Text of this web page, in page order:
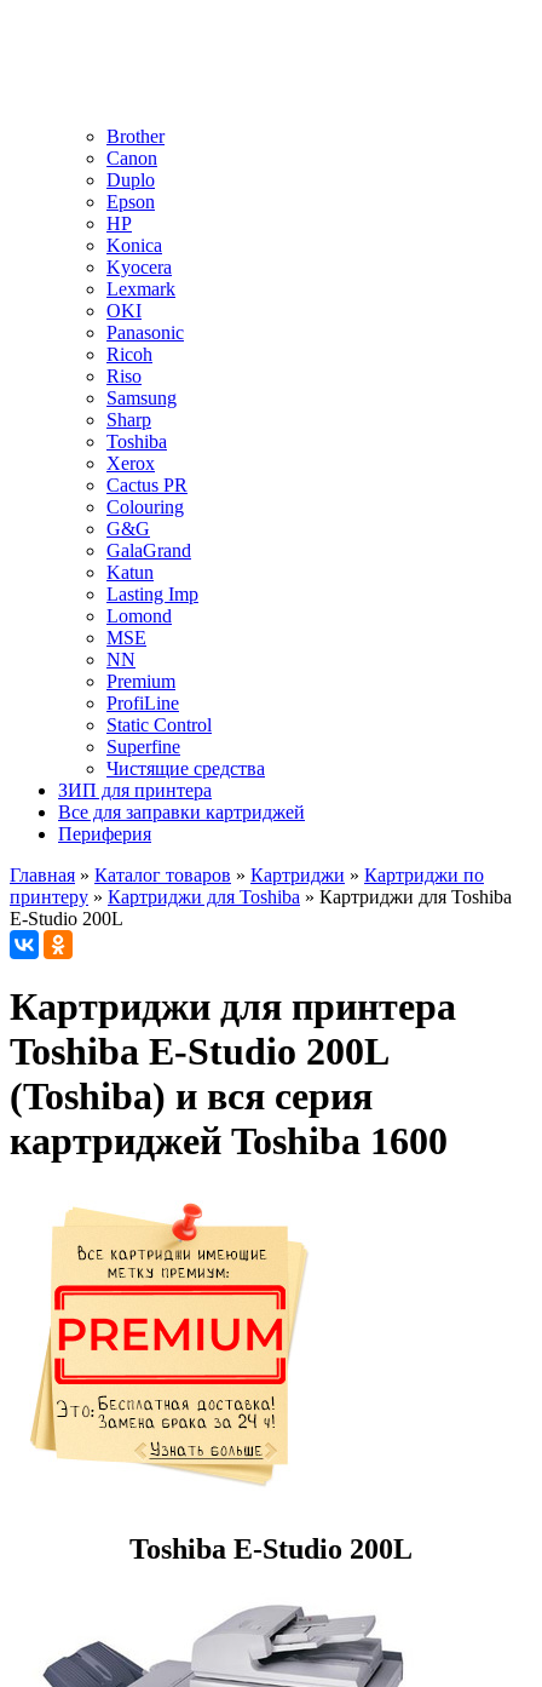
Brother
Canon
Duplo
Epson
HP
Konica
Kyocera
Lexmark
OKI
Panasonic
Ricoh
Riso
Samsung
Sharp
Toshiba
Xerox
Cactus PR
Colouring
G&G
GalaGrand
Katun
Lasting Imp
Lomond
MSE
NN
Premium
ProfiLine
Static Control
Superfine
Чистящие средства
ЗИП для принтера
Все для заправки картриджей
Периферия
Главная » Каталог товаров » Картриджи » Картриджи по
принтеру » Картриджи для Toshiba » Картриджи для Toshiba
E-Studio 200L
Картриджи для принтера
Toshiba E-Studio 200L
(Toshiba) и вся серия
картриджей Toshiba 1600
Toshiba E-Studio 200L